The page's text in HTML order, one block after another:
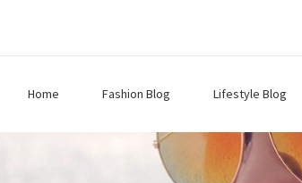
Home Fashion Blog Lifestyle Blog